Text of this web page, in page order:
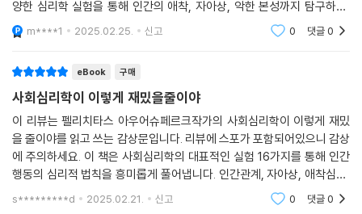
심리학자가 사이비 종교 단체에 위장 잠입한 까닭은?
심리학자의 모험 정신을 보여주는 대표적인 실험이 있다. 1950년대 초반
종교 단체에 위장 잠입한다. 페스팅거는 인지부조화를 연구했는데, 자신이
가진 믿음을 충분히 뒤집을 수 있는 이성적 근거를 눈앞에 보면서도 왜 인
간은 집요하게 자신의 입장을 고수하려 드는지, 또 자신이 느끼는 인지부
조화를 해소시키려고 어떤 전략을 적용하는지가 그의 연구 과제였다.
양한 심리학 실험을 통해 인간의 애착, 자아상, 악한 본성까지 탐구하며,
사회심리학의 흥미로운 세계로 독자를 이끕니다. 심리학 초창기 연구자들
의 창의적이고
m****1 2025.02.25. 신고 0 댓글0
eBook 구매
사회심리학이 이렇게 재밌을줄이야
이 리뷰는 펠리치타스 아우어슈페르크작가의 사회심리학이 이렇게 재밌
을 줄이야를 읽고 쓰는 감상문입니다. 리뷰에 스포가 포함되어있으니 감상
에 주의하세요. 이 책은 사회심리학의 대표적인 실험 16가지를 통해 인간
행동의 심리적 법칙을 흥미롭게 풀어냅니다. 인간관계, 자아상, 애착심리,
인간의 악한 본성 등 다양한 주제를 다루며, 일상생활에서 흔히 경험하는
s*********d 2025.02.21. 신고 0 댓글0